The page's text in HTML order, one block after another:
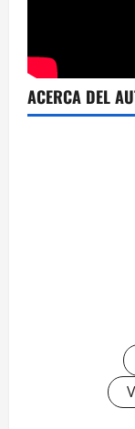
ACERCA DEL